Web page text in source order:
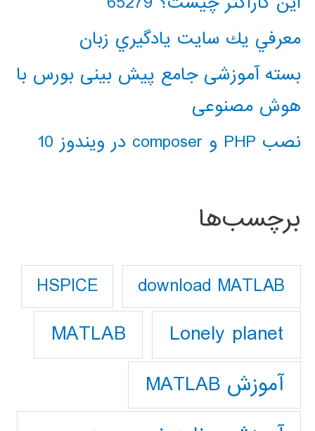
معرفي يك سايت يادگيري زبان
بسته آموزشی جامع پیش بینی بورس با
هوش مصنوعی
نصب PHP و composer در ویندوز 10
برچسب‌ها
download MATLAB
HSPICE
Lonely planet
MATLAB
آموزش MATLAB